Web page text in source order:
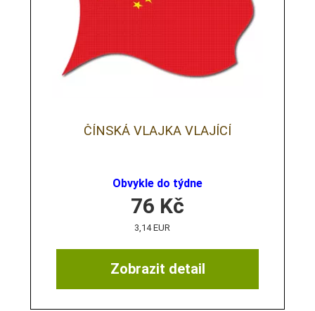
ČÍNSKÁ VLAJKA VLAJÍCÍ
Obvykle do týdne
Zobrazit detail
76 Kč
3,14 EUR